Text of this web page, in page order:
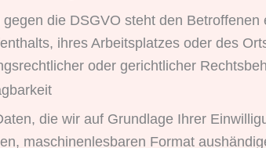
die DSGVO steht den
ihres Arbeitsplatzes oder des
oder gerichtlicher
die wir auf Grundlage Ihrer
maschinenlesbaren Format